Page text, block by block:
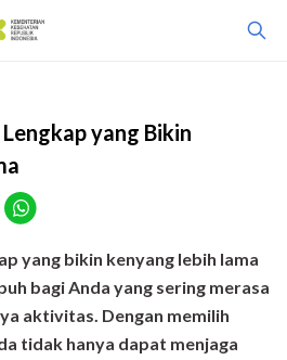
yang Bikin
yang bikin kenyang lebih lama
bagi Anda yang sering merasa
aktivitas. Dengan memilih
tidak hanya dapat menjaga